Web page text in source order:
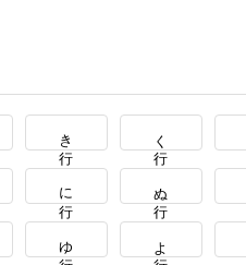
き行 く行
に行 ぬ行
ゆ行 よ行